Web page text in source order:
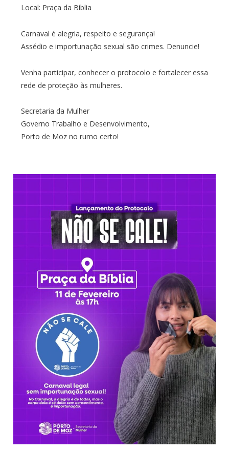
Local: Praça da Bíblia
Carnaval é alegria, respeito e segurança!
Assédio e importunação sexual são crimes. Denuncie!
Venha participar, conhecer o protocolo e fortalecer essa
rede de proteção às mulheres.
Secretaria da Mulher
Governo Trabalho e Desenvolvimento,
Porto de Moz no rumo certo!